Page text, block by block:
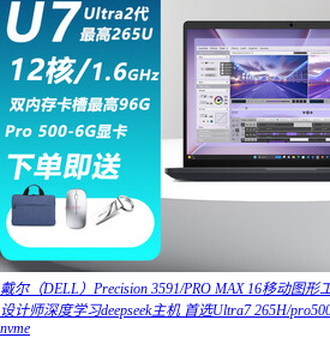
戴尔（DELL）Precision 3591/PRO MAX 16移动图
设计师深度学习deepseek主机 首选Ultra7 265H/
nvme